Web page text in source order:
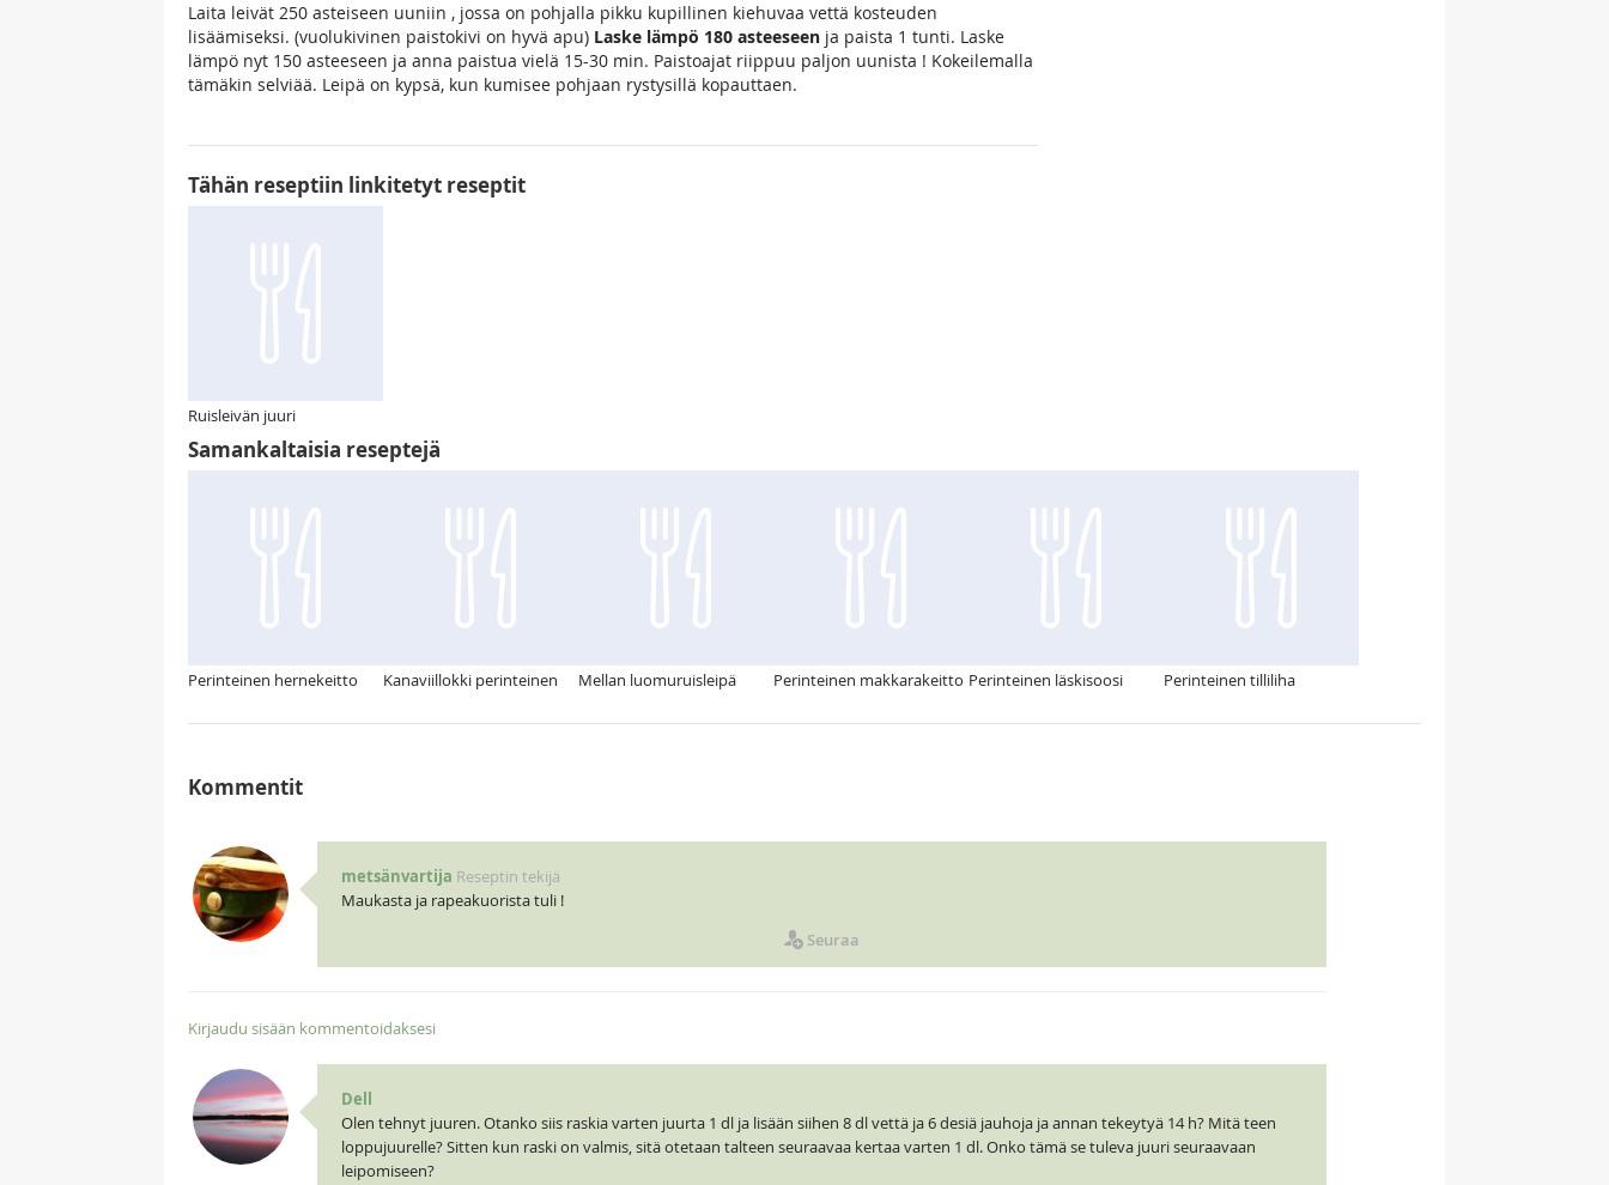
Laita leivät 250 asteiseen uuniin , jossa on pohjalla pikku kupillinen kiehuvaa vettä kosteuden
lisäämiseksi. (vuolukivinen paistokivi on hyvä apu) Laske lämpö 180 asteeseen ja paista 1 tunti. Laske
lämpö nyt 150 asteeseen ja anna paistua vielä 15-30 min. Paistoajat riippuu paljon uunista ! Kokeilemalla
tämäkin selviää. Leipä on kypsä, kun kumisee pohjaan rystysillä kopauttaen.
Tähän reseptiin linkitetyt reseptit
Ruisleivän juuri
Samankaltaisia reseptejä
Perinteinen hernekeitto Kanaviillokki perinteinen Mellan luomuruisleipä Perinteinen makkarakeitto Perinteinen läskisoosi Perinteinen tilliliha
Kommentit
metsänvartija Reseptin tekijä
Maukasta ja rapeakuorista tuli !
Seuraa
Kirjaudu sisään kommentoidaksesi
Dell
Olen tehnyt juuren. Otanko siis raskia varten juurta 1 dl ja lisään siihen 8 dl vettä ja 6 desiä jauhoja ja annan tekeytyä 14 h? Mitä teen
loppujuurelle? Sitten kun raski on valmis, sitä otetaan talteen seuraavaa kertaa varten 1 dl. Onko tämä se tuleva juuri seuraavaan
leipomiseen?